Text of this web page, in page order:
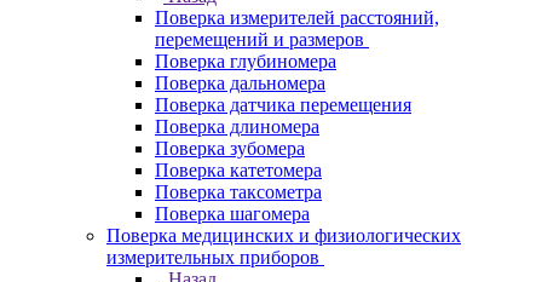
Поверка измерителей расстояний,
перемещений и размеров
Поверка глубиномера
Поверка дальномера
Поверка датчика перемещения
Поверка длиномера
Поверка зубомера
Поверка катетомера
Поверка таксометра
Поверка шагомера
Поверка медицинских и физиологических
измерительных приборов